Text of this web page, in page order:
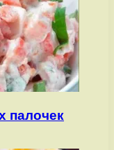
палочек